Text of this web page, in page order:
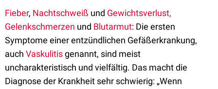
Fieber, Nachtschweiß und Gewichtsverlust,
Gelenkschmerzen und Blutarmut: Die ersten
Symptome einer entzündlichen Gefäßerkrankung,
auch Vaskulitisgenannt, sind meist
uncharakteristisch und vielfältig. Das macht die
Diagnose der Krankheit sehr schwierig: „Wenn